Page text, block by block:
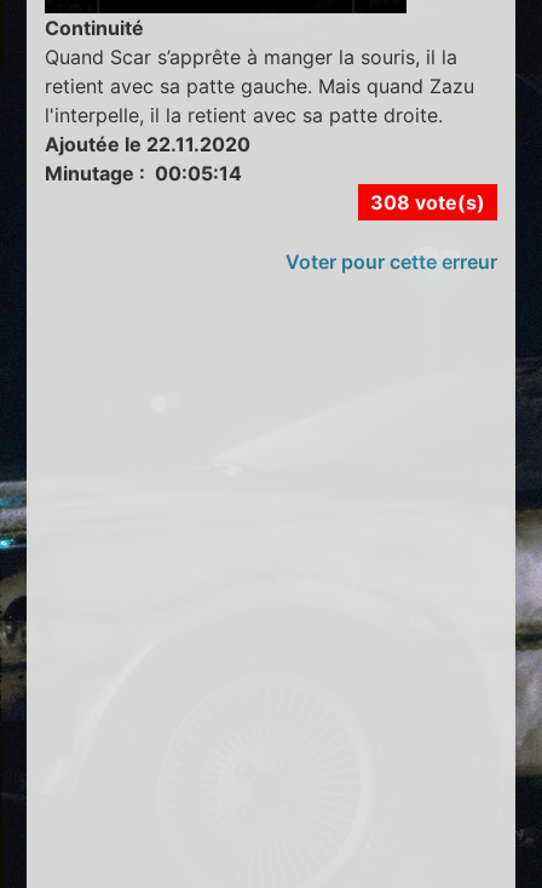
Continuité
Quand Scar s’apprête à manger la souris, il la
retient avec sa patte gauche. Mais quand Zazu
l'interpelle, il la retient avec sa patte droite.
Ajoutée le 22.11.2020
Minutage : 00:05:14
308 vote(s)
Voter pour cette erreur